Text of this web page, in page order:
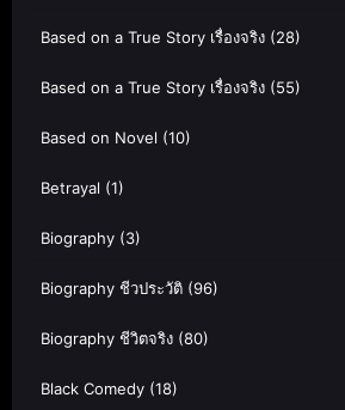
Based on a True Story เรื่องจริง (28)
Based on a True Story เรื่องจริง (55)
Based on Novel (10)
Betrayal (1)
Biography (3)
Biography ชีวประวัติ (96)
Biography ชีวิตจริง (80)
Black Comedy (18)